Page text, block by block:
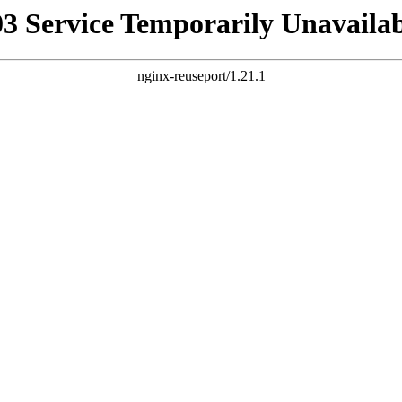
Service Temporarily
nginx-reuseport/1.21.1